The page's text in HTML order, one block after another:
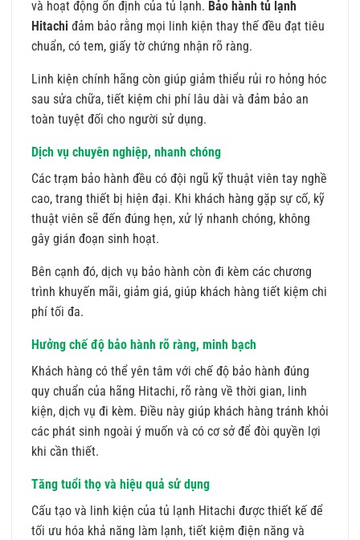
và hoạt động ổn định của tủ lạnh. Bảo hành tủ lạnh
Hitachi đảm bảo rằng mọi linh kiện thay thế đều đạt tiêu
chuẩn, có tem, giấy tờ chứng nhận rõ ràng.
Linh kiện chính hãng còn giúp giảm thiểu rủi ro hỏng hóc
sau sửa chữa, tiết kiệm chi phí lâu dài và đảm bảo an
toàn tuyệt đối cho người sử dụng.
Dịch vụ chuyên nghiệp, nhanh chóng
Các trạm bảo hành đều có đội ngũ kỹ thuật viên tay nghề
cao, trang thiết bị hiện đại. Khi khách hàng gặp sự cố, kỹ
thuật viên sẽ đến đúng hẹn, xử lý nhanh chóng, không
gây gián đoạn sinh hoạt.
Bên cạnh đó, dịch vụ bảo hành còn đi kèm các chương
trình khuyến mãi, giảm giá, giúp khách hàng tiết kiệm chi
phí tối đa.
Hưởng chế độ bảo hành rõ ràng, minh bạch
Khách hàng có thể yên tâm với chế độ bảo hành đúng
quy chuẩn của hãng Hitachi, rõ ràng về thời gian, linh
kiện, dịch vụ đi kèm. Điều này giúp khách hàng tránh khỏi
các phát sinh ngoài ý muốn và có cơ sở để đòi quyền lợi
khi cần thiết.
Tăng tuổi thọ và hiệu quả sử dụng
Cấu tạo và linh kiện của tủ lạnh Hitachi được thiết kế để
tối ưu hóa khả năng làm lạnh, tiết kiệm điện năng và